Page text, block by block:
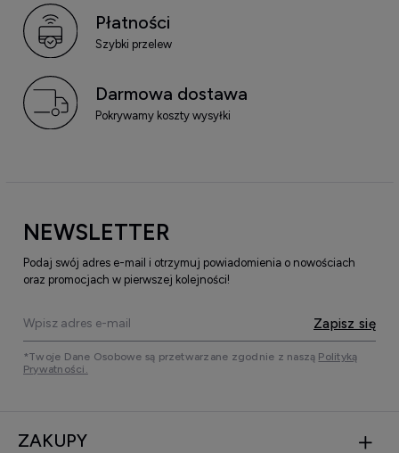
Płatności
Szybki przelew
Darmowa dostawa
Pokrywamy koszty wysyłki
NEWSLETTER
Podaj swój adres e-mail i otrzymuj powiadomienia o nowościach
oraz promocjach w pierwszej kolejności!
Zapisz się
*Twoje Dane Osobowe są przetwarzane zgodnie z naszą Polityką
Prywatności.
ZAKUPY